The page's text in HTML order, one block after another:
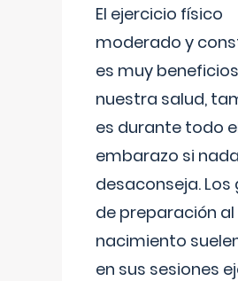
El ejercicio físico
moderado y
es muy
nuestra salud,
es durante todo
embarazo si
desaconseja. Los
de preparación al
nacimiento
en sus sesiones